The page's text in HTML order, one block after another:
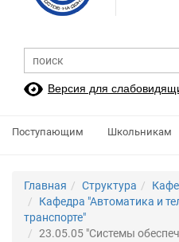
Версия для
Поступающим Школьникам
Главная Структура
Кафедра "Автоматика и
транспорте"
23.05.05 "Системы